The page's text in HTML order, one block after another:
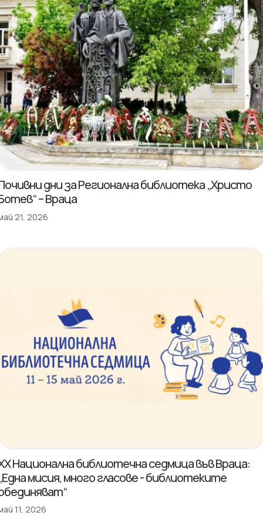
дни за Регионална библиотека „Христо
– Враца
21, 2026
Национална библиотечна седмица във Враца:
мисия, много гласове - библиотеките
11, 2026